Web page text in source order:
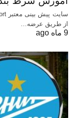
از طریق عرضه…
9 ماه ago